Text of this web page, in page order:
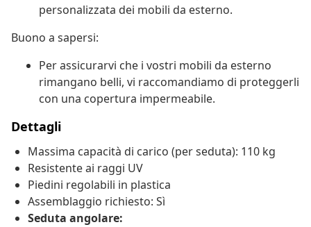
personalizzata dei mobili da esterno.
Buono a sapersi:
Per assicurarvi che i vostri mobili da esterno
rimangano belli, vi raccomandiamo di proteggerli
con una copertura impermeabile.
Dettagli
Massima capacità di carico (per seduta): 110 kg
Resistente ai raggi UV
Piedini regolabili in plastica
Assemblaggio richiesto: Sì
Seduta angolare: